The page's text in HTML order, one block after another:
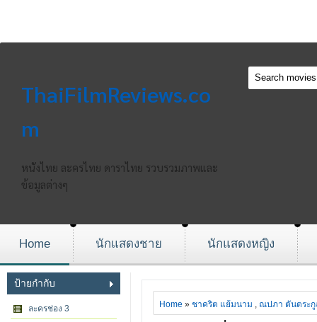
ThaiFilmReviews.co
m
หนังไทย ละครไทย ดาราไทย รวบรวมภาพและ
ข้อมูลต่างๆ
Home นักแสดงชาย นักแสดงหญิง
ป้ายกำกับ
ละครช่อง 3 Home » ชาคริต แย้มนาม , ณปภา ตันตระกู